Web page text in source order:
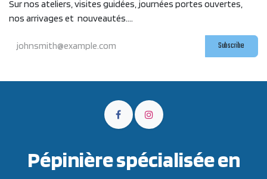
Sur nos ateliers, visites guidées, journées portes ouvertes,
nos arrivages et nouveautés....
Subscribe
Pépinière spécialisée en